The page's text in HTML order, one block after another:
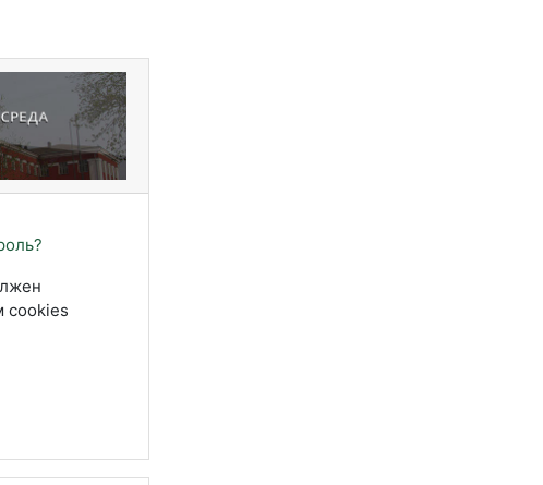
среда ФГБОУ ВО Алтайского
cookies